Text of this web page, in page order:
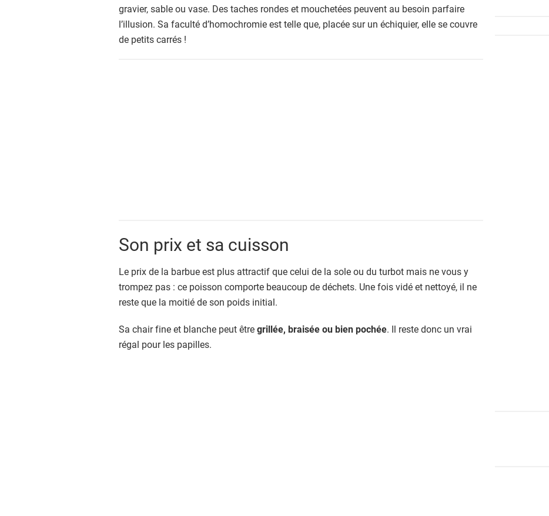
gravier, sable ou vase. Des taches rondes et mouchetées peuvent au besoin parfaire
l’illusion. Sa faculté d’homochromie est telle que, placée sur un échiquier, elle se couvre
de petits carrés !
Son prix et sa cuisson
Le prix de la barbue est plus attractif que celui de la sole ou du turbot mais ne vous y
trompez pas : ce poisson comporte beaucoup de déchets. Une fois vidé et nettoyé, il ne
reste que la moitié de son poids initial.
Sa chair fine et blanche peut êtregrillée, braisée ou bien pochée. Il reste donc un vrai
régal pour les papilles.